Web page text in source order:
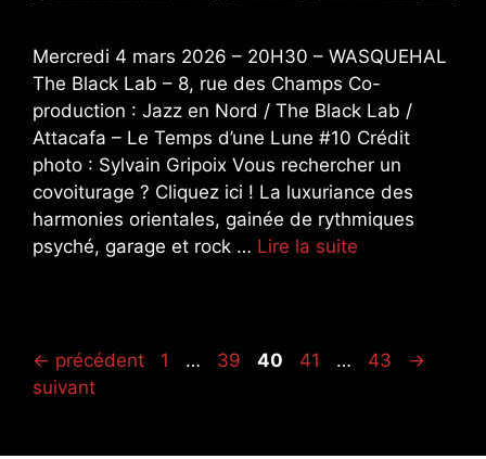
Mercredi 4 mars 2026 – 20H30 – WASQUEHAL
The Black Lab – 8, rue des Champs Co-
production : Jazz en Nord / The Black Lab /
Attacafa – Le Temps d’une Lune #10 Crédit
photo : Sylvain Gripoix Vous rechercher un
covoiturage ? Cliquez ici ! La luxuriance des
harmonies orientales, gainée de rythmiques
psyché, garage et rock … Lire la suite
← précédent Page
1 … Page
39 Page
40 Page
41 … Page
43
→
suivant